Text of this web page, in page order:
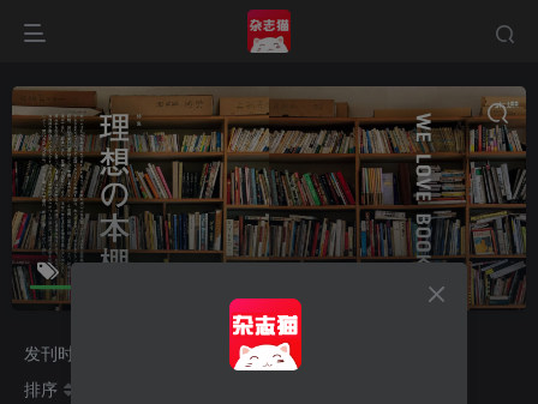
神宫寺勇太
发刊时间 2024
排序